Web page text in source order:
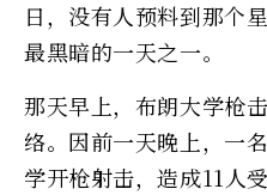
日，没有人预料到那个
最黑暗的一天之一。
那天早上，布朗大学枪
络。因前一天晚上，一
学开枪射击，造成11人